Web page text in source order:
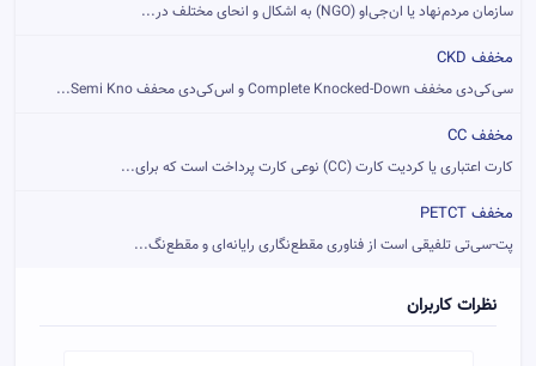
سازمان مردم‌نهاد یا ان‌جی‌او (NGO) به اشکال و انحای مختلف در...
مخفف CKD
سی‌کی‌دی مخفف Complete Knocked-Down و اس‌کی‌دی محفف Semi Kno...
مخفف CC
کارت اعتباری یا کردیت کارت (CC) نوعی کارت پرداخت است که برای...
مخفف PETCT
پت-سی‌تی تلفیقی است از فناوری مقطع‌نگاری رایانه‌ای و مقطع‌نگ...
نظرات کاربران